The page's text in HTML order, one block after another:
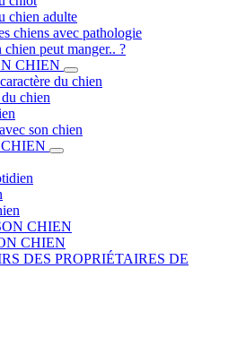
chien adulte
chiens avec pathologie
chien peut manger.. ?
CHIEN
du chien
chien
son chien
CHIEN
CHIEN
DES PROPRIÉTAIRES DE